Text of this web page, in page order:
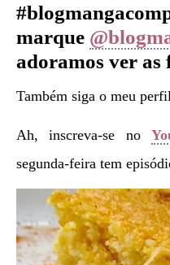
marque
adoramos ver as
Também siga o meu
Ah, inscreva-se no
segunda-feira tem